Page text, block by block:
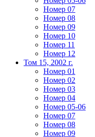
Номер 07
Номер 08
Номер 09
Номер 10
Номер 11
Номер 12
Том 15, 2002 г.
Номер 01
Номер 02
Номер 03
Номер 04
Номер 05-06
Номер 07
Номер 08
Номер 09